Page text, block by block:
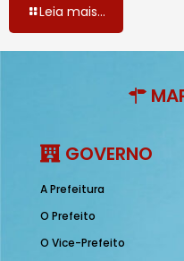
Leia mais...
GOVERNO
A Prefeitura
O Prefeito
O Vice-Prefeito